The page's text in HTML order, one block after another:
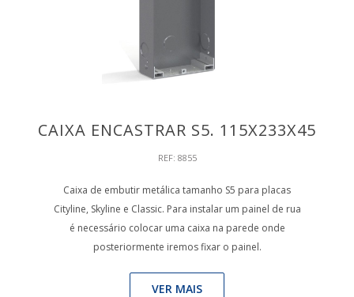
CAIXA ENCASTRAR S5. 115X233X45
REF: 8855
Caixa de embutir metálica tamanho S5 para placas
Cityline, Skyline e Classic. Para instalar um painel de rua
é necessário colocar uma caixa na parede onde
posteriormente iremos fixar o painel.
VER MAIS